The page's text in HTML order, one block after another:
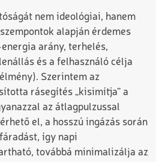
nem ideológiai, hanem
alapján érdemes
arány, terhelés,
és a felhasználó célja
Szerintem az
rásegítés „kisimítja” a
az átlagpulzussal
el, a hosszú ingázás során
így napi
továbbá minimalizálja az